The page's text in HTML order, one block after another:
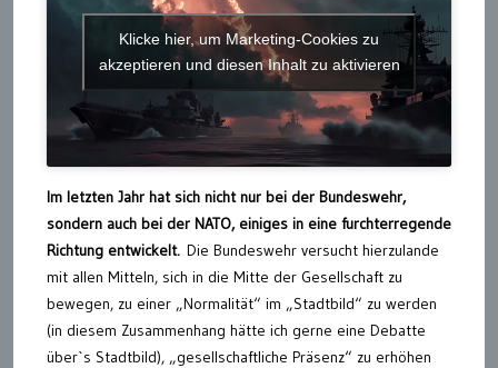
Klicke hier, um Marketing-Cookies zu
akzeptieren und diesen Inhalt zu aktivieren
Im letzten Jahr hat sich nicht nur bei der Bundeswehr,
sondern auch bei der NATO, einiges in eine furchterregende
Richtung entwickelt. Die Bundeswehr versucht hierzulande
mit allen Mitteln, sich in die Mitte der Gesellschaft zu
bewegen, zu einer „Normalität“ im „Stadtbild“ zu werden
(in diesem Zusammenhang hätte ich gerne eine Debatte
über`s Stadtbild), „gesellschaftliche Präsenz“ zu erhöhen